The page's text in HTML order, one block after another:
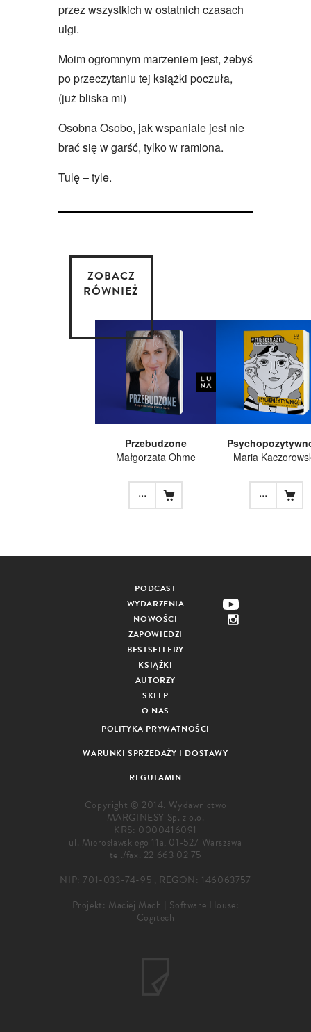
przez wszystkich w ostatnich czasach
ulgi.
Moim ogromnym marzeniem jest, żebyś
po przeczytaniu tej książki poczuła,
(już bliska mi)
Osobna Osobo, jak wspaniale jest nie
brać się w garść, tylko w ramiona.
Tulę – tyle.
ZOBACZ
RÓWNIEŻ
Przebudzone
Małgorzata Ohme
...
Maria
...
PODCAST
WYDARZENIA
NOWOŚCI
ZAPOWIEDZI
BESTSELLERY
KSIĄŻKI
AUTORZY
SKLEP
O NAS
POLITYKA PRYWATNOŚCI
WARUNKI SPRZEDAŻY I DOSTAWY
REGULAMIN
Copyright © 2014. Wydawnictwo
MARGINESY Sp. z o.o.
KRS: 0000416091
ul. Mierosławskiego 11a, 01-527 Warszawa
tel./fax. 22 663 02 75
NIP: 701-033-74-95 , REGON: 146063757
Projekt: Maciej Mach | Software House:
Cogitech